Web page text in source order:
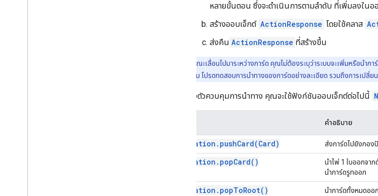
หลายขั้นตอน ซึ่งจะดำเนินการตามลำดับ ที่เพิ่มลงในอ
สร้างออบเจ็กต์ ActionResponse โดยใช้คลาส
ส่งคืน ActionResponse ที่สร้างขึ้น
ขณะเลื่อนไปมาระหว่างการ์ด คุณไม่ต้องระบุว่าระบบจะเพิ่มหรือนำ
เมื่อสร้างส่วนเสริม โปรดทดสอบการนำทางของการ์ดอย่างละเอียด รวมถึงการเปลี่
เมื่อสร้างตัวควบคุมการนำทาง คุณจะใช้ฟังก์ชันออบเจ็กต์ต่อไปนี้
คำอธิบาย
Navigation.pushCard(Card) ส่งการ์ดไปยังกอง
Navigation.popCard()
นำไพ่ 1 ใบออกจา
นำการ์ดรูทออก
Navigation.popToRoot() นำการ์ดทั้งหมดออ